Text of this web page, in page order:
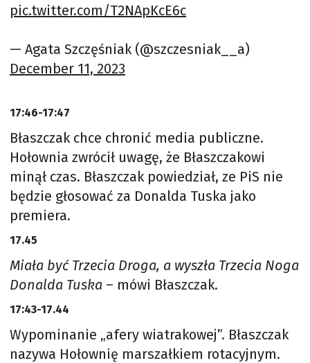
pic.twitter.com/T2NApKcE6c
— Agata Szczęśniak (@szczesniak__a)
December 11, 2023
17:46-17:47
Błaszczak chce chronić media publiczne.
Hołownia zwrócił uwagę, że Błaszczakowi
minął czas. Błaszczak powiedział, ze PiS nie
będzie głosować za Donalda Tuska jako
premiera.
17.45
Miała być Trzecia Droga, a wyszła Trzecia Noga
Donalda Tuska – mówi Błaszczak.
17:43-17.44
Wypominanie „afery wiatrakowej”. Błaszczak
nazywa Hołownię marszałkiem rotacyjnym.